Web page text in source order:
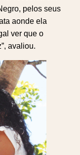
pelos seus
aonde ela
ver que o
avaliou.